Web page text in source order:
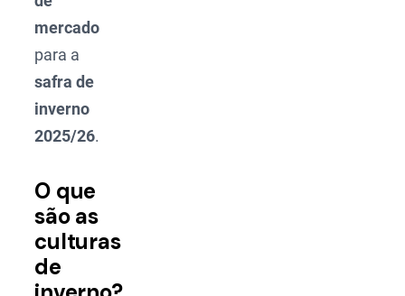
mercado
para a
safra de
inverno
2025/26.
O que
são as
culturas
de